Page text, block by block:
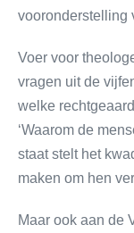
vooronderstelling
Voer voor
vragen uit de
welke
‘Waarom de
staat stelt het
maken om hen
Maar ook aan de